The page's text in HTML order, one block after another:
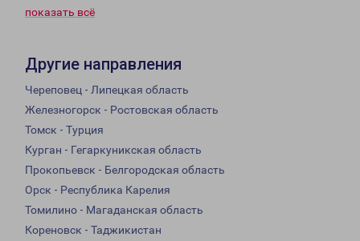
показать всё
Другие направления
Череповец - Липецкая область
Железногорск - Ростовская область
Томск - Турция
Курган - Гегаркуникская область
Прокопьевск - Белгородская область
Орск - Республика Карелия
Томилино - Магаданская область
Кореновск - Таджикистан